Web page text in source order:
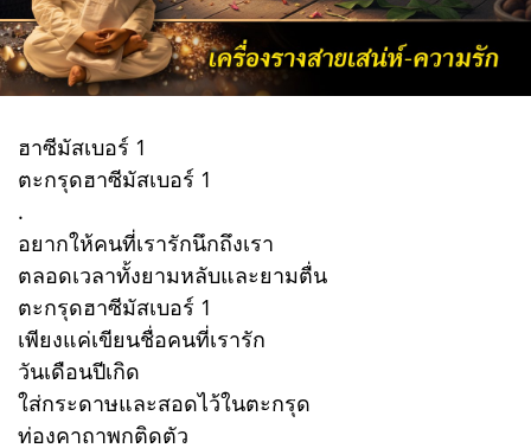
ฮาซีมัสเบอร์ 1
ตะกรุดฮาซีมัสเบอร์ 1
.
อยากให้คนที่เรารักนึกถึงเรา
ตลอดเวลาทั้งยามหลับและยามตื่น
ตะกรุดฮาซีมัสเบอร์ 1
เพียงแค่เขียนชื่อคนที่เรารัก
วันเดือนปีเกิด
ใส่กระดาษและสอดไว้ในตะกรุด
ท่องคาถาพกติดตัว